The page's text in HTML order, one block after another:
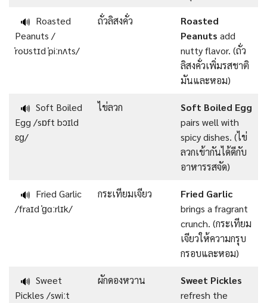
🔊 Roasted
Peanuts /
ˈroʊstɪd ˈpiːnʌts/
ถั่วลิสงคั่ว
Roasted
Peanuts add
nutty flavor. (ถั่ว
ลิสงคั่วเพิ่มรสชาติ
มันและหอม)
🔊 Soft Boiled
Egg /sɒft bɔɪld
ɛɡ/
ไข่ลวก
Soft Boiled Egg
pairs well with
spicy dishes. (ไข่
ลวกเข้ากันได้ดีกับ
อาหารรสจัด)
🔊 Fried Garlic
/fraɪd ˈɡɑːrlɪk/
กระเทียมเจียว
Fried Garlic
brings a fragrant
crunch. (กระเทียม
เจียวให้ความกรุบ
กรอบและหอม)
🔊 Sweet
Pickles /swiːt
ผักดองหวาน
Sweet Pickles
refresh the